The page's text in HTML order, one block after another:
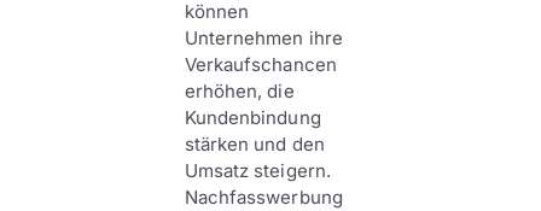
können
Unternehmen ihre
Verkaufschancen
erhöhen, die
Kundenbindung
stärken und den
Umsatz steigern.
Nachfasswerbung